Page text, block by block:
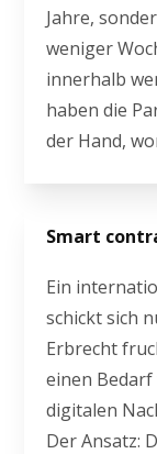
Jahre,
weniger
innerhalb
haben die
der Hand,
Smart
Ein
schickt sich
Erbrecht
einen
digitalen
Der Ansatz: